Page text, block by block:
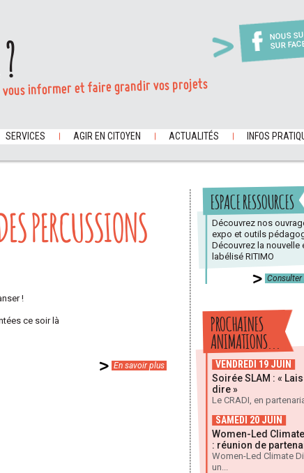
NOUS
SUR
informer et faire grandir vos projets
SERVICES AGIR EN CITOYEN ACTUALITÉS INFOS
PERCUSSIONS
!
ce soir là
En savoir plus
ESPACE RESSOURCES
Découvrez nos
expo et outils
Découvrez la nouvelle
labélisé RITIMO
Consulter
PROCHAINES
ANIMATIONS...
VENDREDI 19 JUIN
Soirée SLAM : «
dire »
Le CRADI, en
SAMEDI 20 JUIN
Women-Led
: réunion de
Women-Led Climate
un...